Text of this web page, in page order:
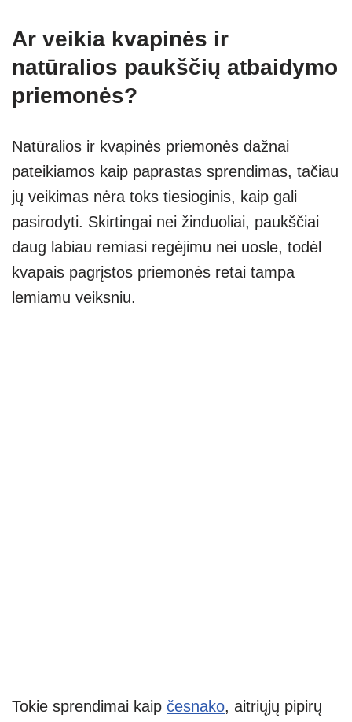
Ar veikia kvapinės ir
natūralios paukščių atbaidymo
priemonės?
Natūralios ir kvapinės priemonės dažnai
pateikiamos kaip paprastas sprendimas, tačiau
jų veikimas nėra toks tiesioginis, kaip gali
pasirodyti. Skirtingai nei žinduoliai, paukščiai
daug labiau remiasi regėjimu nei uosle, todėl
kvapais pagrįstos priemonės retai tampa
lemiamu veiksniu.
Tokie sprendimai kaip česnako, aitriųjų pipirų